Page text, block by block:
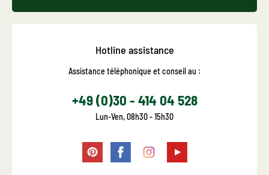
Hotline assistance
Assistance téléphonique et conseil au :
+49 (0)30 - 414 04 528
Lun-Ven, 08h30 - 15h30